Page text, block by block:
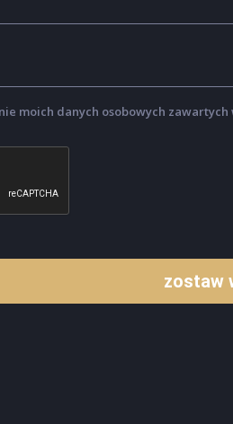
moich danych osobowych
zostaw